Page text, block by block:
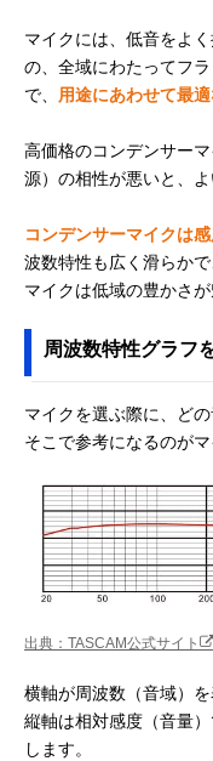
マイクには、低音をよ
の、全域にわたってフ
で、 用途にあわせて最
高価格のコンデンサー
源）の相性が悪いと、
コンデンサーマイクは
波数特性も広く滑らか
マイクは低域の豊かさが
周波数特性グラフ
マイクを選ぶ際に、ど
そこで参考になるのが
出典：TASCAM公式サイト
横軸が周波数（音域）
縦軸は相対感度（音量
します。